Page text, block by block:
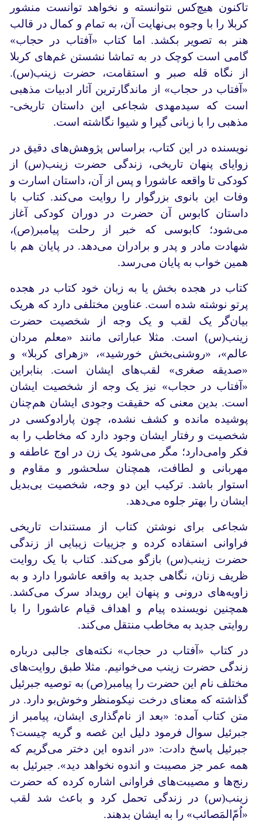
تاکنون هیچ‌کس نتوانسته و نخواهد توانست منشور
کربلا را با وجوه بی‌نهایت آن، به تمام و کمال در قالب
هنر به تصویر بکشد. اما کتاب «آفتاب در حجاب»
گامی است کوچک در به تماشا نشستن غم‌های کربلا
از نگاه قله صبر و استقامت، حضرت زینب(س).
«آفتاب در حجاب» از ماندگارترین آثار ادبیات مذهبی
است که سیدمهدی شجاعی این داستان تاریخی-
مذهبی را با زبانی گیرا و شیوا نگاشته است.
نویسنده در این کتاب، براساس پژوهش‌های دقیق در
زوایای پنهان تاریخی، زندگی حضرت زینب(س) از
کودکی تا واقعه عاشورا و پس از آن، داستان اسارت و
وفات این بانوی بزرگوار را روایت می‌کند. کتاب با
داستان کابوس آن حضرت در دوران کودکی آغاز
می‌شود؛ کابوسی که خبر از رحلت پیامبر(ص)،
شهادت مادر و پدر و برادران می‌دهد. در پایان هم با
همین خواب به پایان می‌رسد.
کتاب در هجده بخش یا به زبان خود کتاب در هجده
پرتو نوشته شده است. عناوین مختلفی دارد که هریک
بیان‌گر یک لقب و یک وجه از شخصیت حضرت
زینب(س) است. مثلا عباراتی مانند «معلم مردان
عالم»، «روشنی‌بخش خورشید»، «زهرای کربلا» و
«صدیقه صغری» لقب‌های ایشان است. بنابراین
«آفتاب در حجاب» نیز یک وجه از شخصیت ایشان
است. بدین معنی که حقیقت وجودی ایشان هم‌چنان
پوشیده مانده و کشف نشده، چون پارادوکسی در
شخصیت و رفتار ایشان وجود دارد که مخاطب را به
فکر وامی‌دارد؛ مگر می‌شود یک زن در اوج عاطفه و
مهربانی و لطافت، همچنان سلحشور و مقاوم و
استوار باشد. ترکیب این دو وجه، شخصیت بی‌بدیل
ایشان را بهتر جلوه می‌دهد.
شجاعی برای نوشتن کتاب از مستندات تاریخی
فراوانی استفاده کرده و جزییات زیبایی از زندگی
حضرت زینب(س) بازگو می‌کند. کتاب با یک روایت
ظریف زنان، نگاهی جدید به واقعه عاشورا دارد و به
زاویه‌های درونی و پنهان این رویداد سرک می‌کشد.
همچنین نویسنده پیام و اهداف قیام عاشورا را با
روایتی جدید به مخاطب منتقل می‌کند.
در کتاب «آفتاب در حجاب» نکته‌های جالبی درباره‌
زندگی حضرت زینب می‌خوانیم. مثلا طبق روایت‌های
مختلف نام این حضرت را پیامبر(ص) به توصیه جبرئیل
گذاشته‌ که معنای درخت نیکومنظر وخوش‌بو دارد. در
متن کتاب آمده: «بعد از نام‌گذاری ایشان، پیامبر از
جبرئیل سوال فرمود دلیل این غصه و گریه چیست؟
جبرئیل پاسخ دادت: «در اندوه این دختر می‌گریم که
همه‌ عمر جز مصیبت و اندوه نخواهد دید». جبرئیل به
رنج‌ها و مصیبت‌های فراوانی اشاره کرده که حضرت
زینب(س) در زندگی تحمل کرد و باعث شد لقب
«اُمّ‌المَصائب» را به ایشان بدهند.